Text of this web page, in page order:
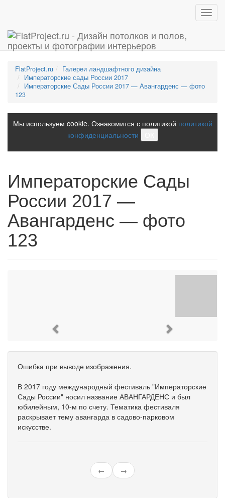
FlatProject.ru
Галереи ландшафтного дизайна
Императорские сады России 2017
Императорские Сады России 2017 — Авангарденс — фото
123
Мы используем cookie. Ознакомится с политикой политикой
конфиденциальности
Императорские Сады
России 2017 —
Авангарденс — фото
123
Ошибка при выводе изображения.
В 2017 году международный фестиваль "Императорские
Сады России" носил название АВАНГАРДЕНС и был
юбилейным, 10-м по счету. Тематика фестиваля
раскрывает тему авангарда в садово-парковом
искусстве.
← →